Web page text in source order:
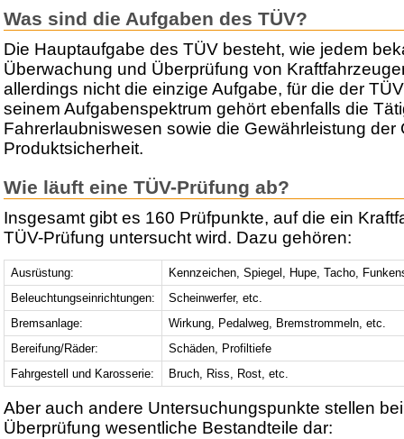
Was sind die Aufgaben des TÜV?
Die Hauptaufgabe des TÜV besteht, wie jedem
Überwachung und Überprüfung von
allerdings nicht die einzige Aufgabe, für die der
seinem Aufgabenspektrum gehört ebenfalls die
Fahrerlaubniswesen sowie die Gewährleistung der
Produktsicherheit.
Wie läuft eine TÜV-Prüfung ab?
Insgesamt gibt es 160 Prüfpunkte, auf die ein
TÜV-Prüfung untersucht wird. Dazu gehören:
Ausrüstung:
Kennzeichen, Spiegel, Hupe, Tacho,
Beleuchtungseinrichtungen:
Scheinwerfer, etc.
Bremsanlage:
Wirkung, Pedalweg, Bremstrommeln, etc.
Bereifung/Räder:
Schäden, Profiltiefe
Fahrgestell und Karosserie:
Bruch, Riss, Rost, etc.
Aber auch andere Untersuchungspunkte stellen
Überprüfung wesentliche Bestandteile dar: